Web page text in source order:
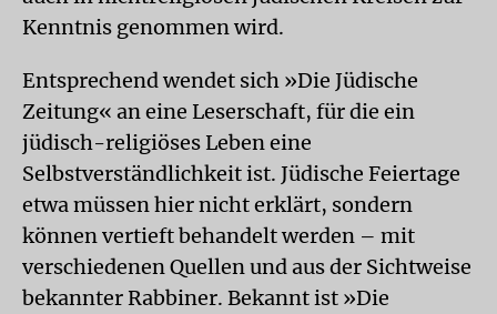
Kenntnis genommen wird.
Entsprechend wendet sich »Die Jüdische
Zeitung« an eine Leserschaft, für die ein
jüdisch-religiöses Leben eine
Selbstverständlichkeit ist. Jüdische Feiertage
etwa müssen hier nicht erklärt, sondern
können vertieft behandelt werden – mit
verschiedenen Quellen und aus der Sichtweise
bekannter Rabbiner. Bekannt ist »Die